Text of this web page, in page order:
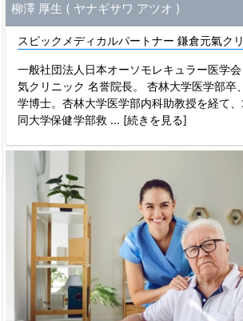
柳澤 厚生 ( ヤナギサワ アツオ )
スピックメディカルパートナー 鎌倉元氣ク
一般社団法人日本オーソモレキュラー医学
気クリニック 名誉院長。 杏林大学医学部卒
学博士。杏林大学医学部内科助教授を経て
同大学保健学部救 ... [続きを見る]